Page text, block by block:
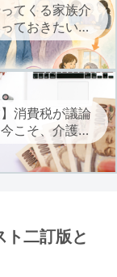
てくる家族介
ておきたい、
ビスを始める
での流れ
】消費税が議論
こそ、介護・
は自立に向けた
を考えよう
ト二訂版と